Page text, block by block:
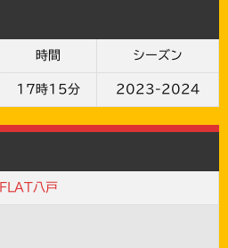
時間 シーズン
17時15分 2023-2024
FLAT八戸